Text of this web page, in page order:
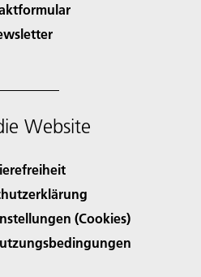
Website
(Cookies)